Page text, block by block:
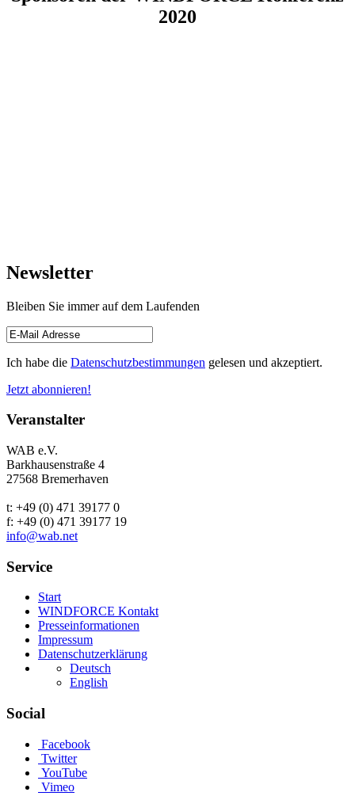
2020
Newsletter
Bleiben Sie immer auf dem Laufenden
Ich habe die Datenschutzbestimmungen gelesen und akzeptiert.
Jetzt abonnieren!
Veranstalter
WAB e.V.
Barkhausenstraße 4
27568 Bremerhaven
t: +49 (0) 471 39177 0
f: +49 (0) 471 39177 19
info@wab.net
Service
Start
WINDFORCE Kontakt
Presseinformationen
Impressum
Datenschutzerklärung
Deutsch
English
Social
Facebook
Twitter
YouTube
Vimeo